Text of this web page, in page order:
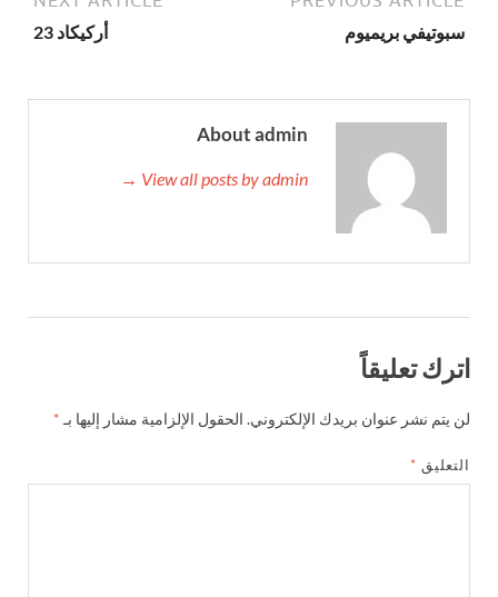
سبوتيفي بريميوم أركيكاد 23
About admin
View all posts by admin →
اترك تعليقاً
لن يتم نشر عنوان بريدك الإلكتروني. الحقول الإلزامية مشار إليها بـ *
التعليق *